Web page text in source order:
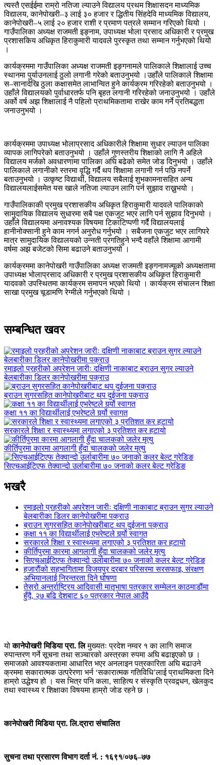
त्यस्तै एसईईमा राम्रो नतिजा ल्याउने विद्यालय प्रथम शिक्षासदन माध्यमिक
विद्यालय, कानेपोखरी–३ लाई ३० हजार र द्धितीय सिंहदेवि माध्यमिक विद्यालय,
कानेपोखरी–५ लाई २० हजार राशी र प्रमाण पत्रले सम्मान गरिएको थियो ।
गाउँपालिका अध्यक्ष राजमती इङ्नाम, उपाध्यक्ष भोला प्रसाद अधिकारी र प्रमुख
प्रशासकिय अधिकृत हिराकुमारी यादवले पुरस्कृत तथा सम्मान गर्नुभएको थियो
।
कार्यक्रममा गाउँपालिका अध्यक्ष राजमती इङ्गनामले पालिकाले शिक्षालाई उच्च
स्थानमा पुर्याउनलाई ठुलो लगानी गरेको बताउनुभयो ।उहाँले पालिकाले शिक्षामा
स–सानादेखि ठुला कक्षासमेत लाभान्वित हुने कार्यक्रम गरिरहेको बताउनुभयो ।
उहाँले विद्यालयको पुर्वाधारतर्फ पनि बृहत लगानी गरिरहेको जनाउनुभयो । उहाँले
अर्को वर्ष अझ शिक्षालाई नै पहिलो प्राथमिकतामा राखेर काम गर्ने प्रतिबद्धता
जनाउनुभयो ।
कार्यक्रममा उपाध्यक्ष भोलाप्रसाद अधिकारीले शिक्षामा सुधार ल्याउन पालिका
व्यापक लागिपरेको बताउनुभयो । उहाँले गुणस्तरीय शिक्षाको लागि नै अहिले
विद्यालय मर्जको अवधारणामा पालिका अघि बढेको समेत जोड दिनुभयो । उहाँले
पालिकाले लगानीको स्तरमा वृद्धि गर्दै थप शिक्षामा लगानी गर्न पछि नपर्ने
बताउनुभयो । उत्कृष्ट विद्यार्थी, विद्यालय सबैलाई शुभकामनासहित अन्य
विद्यालयलाईसमेत यस खाले नतिजा ल्याउन लागि पर्न सुझाव राख्नुभयो ।
गाउँपालिकाकी प्रमुख प्रशासकीय अधिकृत हिराकुमारी यादवले पालिकाको
सामुदायिक विद्यालय सुधारमा सबै पक्ष एकजुट भएर लागि पर्न सुझाव दिनुभयो ।
उहाँले विद्यालयमा अनावश्यक विषयमा टिकाटिप्पणी गर्दै विद्यालयलाई
हानीनोक्सानी हुने काम नगर्न अनुरोध गर्नुभयो । सबैजना एकजुट भएर लागिपरे
मात्र सामुदायिक विद्यालयको उन्नती प्रगतिहुने भन्दै वहाँले शिक्षामा आगामी
वर्षमा अझ बजेटको सिमा बढाउने बताउनुभयो ।
कार्यक्रममा कानेपोखरी गाउँपालिका अध्यक्ष राजमती इङ्गनामज्यूको अध्यक्षतामा
उपाध्यक्ष भोलाप्रसाद अधिकारी र प्रमुख प्रशासकीय अधिकृत हिराकुमारी
यादवको उपस्थितमा कार्यक्रम समापन भएको थियो । कार्यक्रम संचालन शिक्षा
साखा प्रमुख चूडामणि रेग्मीले गर्नुभएको थियो ।
सम्बन्धित खवर
रमाइलो प्रहरीको अपरेशन जारीः दक्षिणी नाकाबाट ब्राउन सुगर ल्याउने
बेलबारीका डिलर कानेपोखरीमा पक्राउ
ब्राउन सुगरसहित कानेपोखरीबाट थप दुईजना पक्राउ
कक्षा ११ का विद्यार्थीलाई एभरेष्टले गर्र्यो स्वागत
सरकारले शिक्षा र स्वास्थ्यमा लगाएको ३ प्रतिशत कर हटायो
कीर्तिपुरमा कारमा आगलागी हुँदा चालकको जलेर मृत्यु
सिएचआईटिएफ तेक्वान्दो उर्लाबारीमा ७० जनाको कलर बेल्ट ग्रेडिङ
भखरै
रमाइलो प्रहरीको अपरेशन जारीः दक्षिणी नाकाबाट ब्राउन सुगर ल्याउने
बेलबारीका डिलर कानेपोखरीमा पक्राउ
ब्राउन सुगरसहित कानेपोखरीबाट थप दुईजना पक्राउ
कक्षा ११ का विद्यार्थीलाई एभरेष्टले गर्र्यो स्वागत
सरकारले शिक्षा र स्वास्थ्यमा लगाएको ३ प्रतिशत कर हटायो
कीर्तिपुरमा कारमा आगलागी हुँदा चालकको जलेर मृत्यु
सिएचआईटिएफ तेक्वान्दो उर्लाबारीमा ७० जनाको कलर बेल्ट ग्रेडिङ
हजारौंको सहभागितामा विजयपुर दरबार परिसरमा सरसफाइ, संरक्षण
अभियानलाई निरन्तरता दिने घोषणा
तेस्रो अन्तर्राष्ट्रिय आदिवासी मातृभाषा पत्रकार सम्मेलन काठमाडौंमा
हुँदै, २७ बढि देशबाट ६० पत्रकार नेपाल आउँदै
योकानेपोखरी मिडिया प्रा. लिमुख्यतः प्रदेश नम्वर १ का लागि समाज
रुपान्तरण गर्ने सूचना तथा सञ्चारको अस्त्रका रुपमा अघि बढाइएको छ ।
समाजको आवश्यकतामा आधारित भएर अनलाइन पत्रकारिता अघि बढाउने
क्रममा सकारात्मक उत्प्रेरणा भर्न ‘सकारात्मक गतिविधि’लाई प्राथमिकता दिने
हाम्रो उद्धेश्य हो । यस भित्र पनि कला, साहित्य र संस्कृति प्रवद्र्धन, खेलकुद
तथा स्वास्थ्य र शिक्षाका विषयमा हाम्रो जोड रहने छ ।
कानेपोखरी मिडिया प्रा. लि.द्रारा संचालित
सुचना तथा प्रसारण विभाग दर्ता नं. : १६९१/०७६–७७